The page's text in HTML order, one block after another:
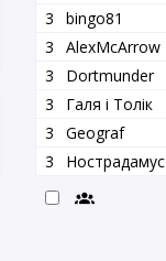
3
bingo81
3
AlexMcArrow
3
Dortmunder
3
Галя і Толік
3
Geograf
3
Нострадамус